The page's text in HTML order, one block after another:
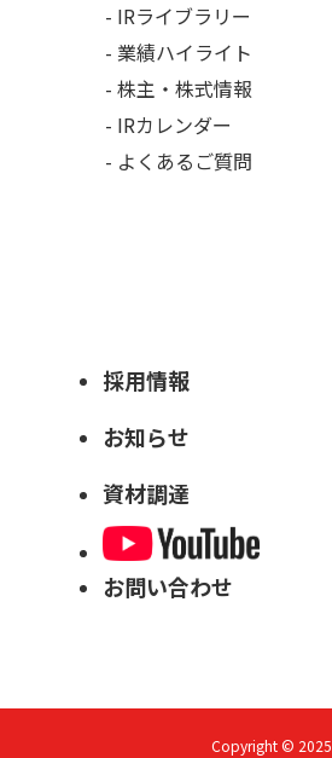
IRライブラリー
業績ハイライト
株主・株式情報
IRカレンダー
よくあるご質問
採用情報
お知らせ
資材調達
お問い合わせ
Copyright © 2025